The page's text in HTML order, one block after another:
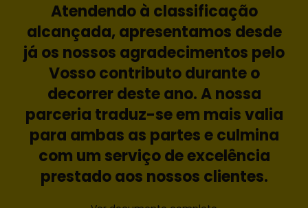
Atendendo à classificação
alcançada, apresentamos desde
já os nossos agradecimentos pelo
Vosso contributo durante o
decorrer deste ano. A nossa
parceria traduz-se em mais valia
para ambas as partes e culmina
com um serviço de excelência
prestado aos nossos clientes.